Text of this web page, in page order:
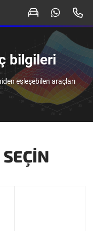
bilgileri
eşleşebilen araçları